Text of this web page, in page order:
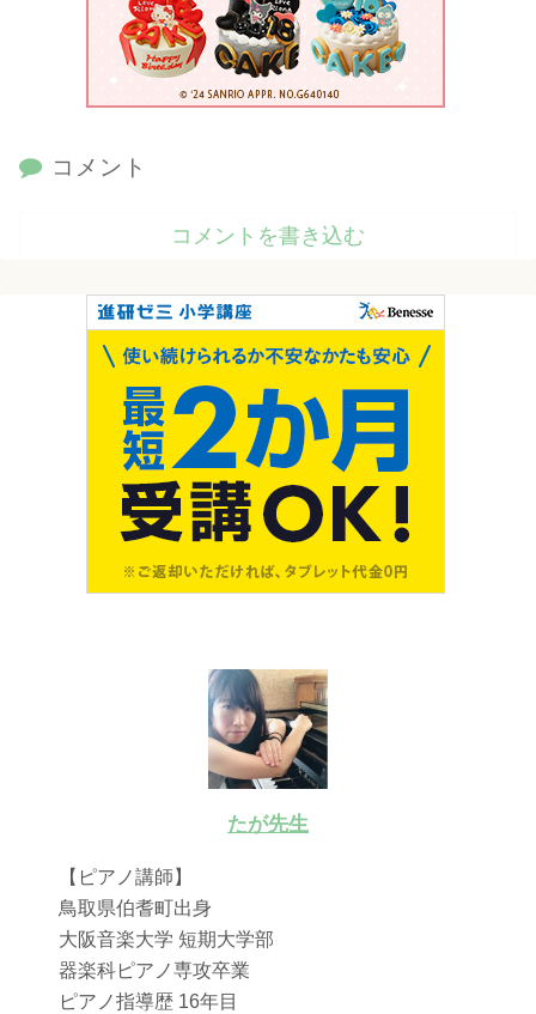
コメント
コメントを書き込む
たが先生
【ピアノ講師】
鳥取県伯耆町出身
大阪音楽大学 短期大学部
器楽科ピアノ専攻卒業
ピアノ指導歴 16年目